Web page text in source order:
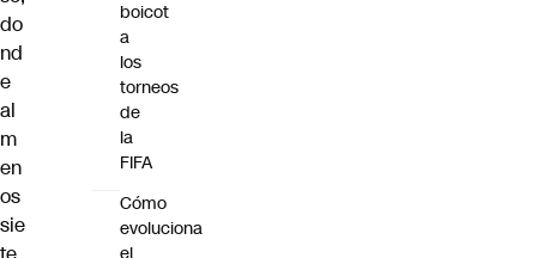
do
nd
e
al
m
en
os
sie
boicot
a
los
torneos
de
la
FIFA
Cómo
evoluciona
el